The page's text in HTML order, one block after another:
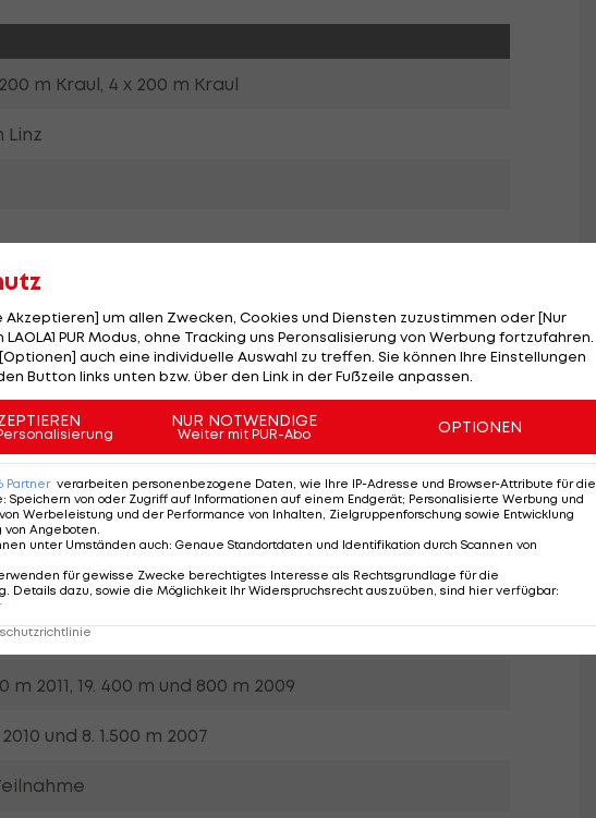
m Kraul, 4 x 200 m Kraul
Linz
x 200 m 2008, 8. 800 m und 5. 4 x 200 m 2012
x 200 m und 20. 400 m 2008
m 2011, 19. 400 m und 800 m 2009
und 8. 1.500 m 2007
Akzeptieren] um allen Zwecken, Cookies und Diensten zuzustimmen oder [Nur
PUR Modus, ohne Tracking uns Peronsalisierung von Werbung fortzufahren.
auch eine individuelle Auswahl zu treffen. Sie können Ihre Einstellungen
Button links unten bzw. über den Link in der Fußzeile anpassen.
NUR NOTWENDIGE
Weiter mit PUR-Abo OPTIONEN
Partner verarbeiten personenbezogene Daten, wie Ihre IP-Adresse und Browser-Attribute für die
: Speichern von oder Zugriff auf Informationen auf einem Endgerät; Personalisierte Werbung und
Werbeleistung und der Performance von Inhalten, Zielgruppenforschung sowie Entwicklung
von Angeboten.
unter Umständen auch: Genaue Standortdaten und Identifikation durch Scannen von
für gewisse Zwecke berechtigtes Interesse als Rechtsgrundlage für die
Details dazu, sowie die Möglichkeit Ihr Widerspruchsrecht auszuüben, sind hier verfügbar: